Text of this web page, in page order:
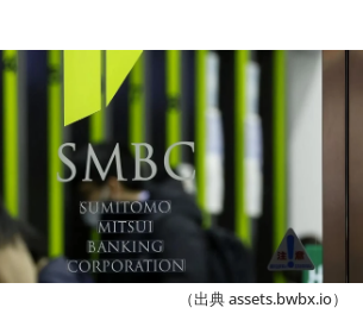
（出典 assets.bwbx.io）